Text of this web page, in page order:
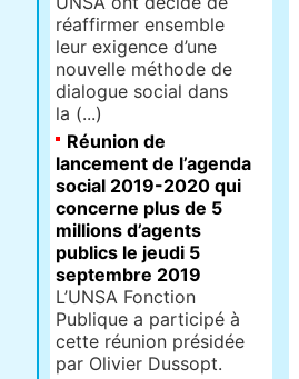
réaffirmer ensemble
leur exigence d’une
nouvelle méthode de
dialogue social dans
la (...)
Réunion de
lancement de l’agenda
social 2019-2020 qui
concerne plus de 5
millions d’agents
publics le jeudi 5
septembre 2019
L’UNSA Fonction
Publique a participé à
cette réunion présidée
par Olivier Dussopt.